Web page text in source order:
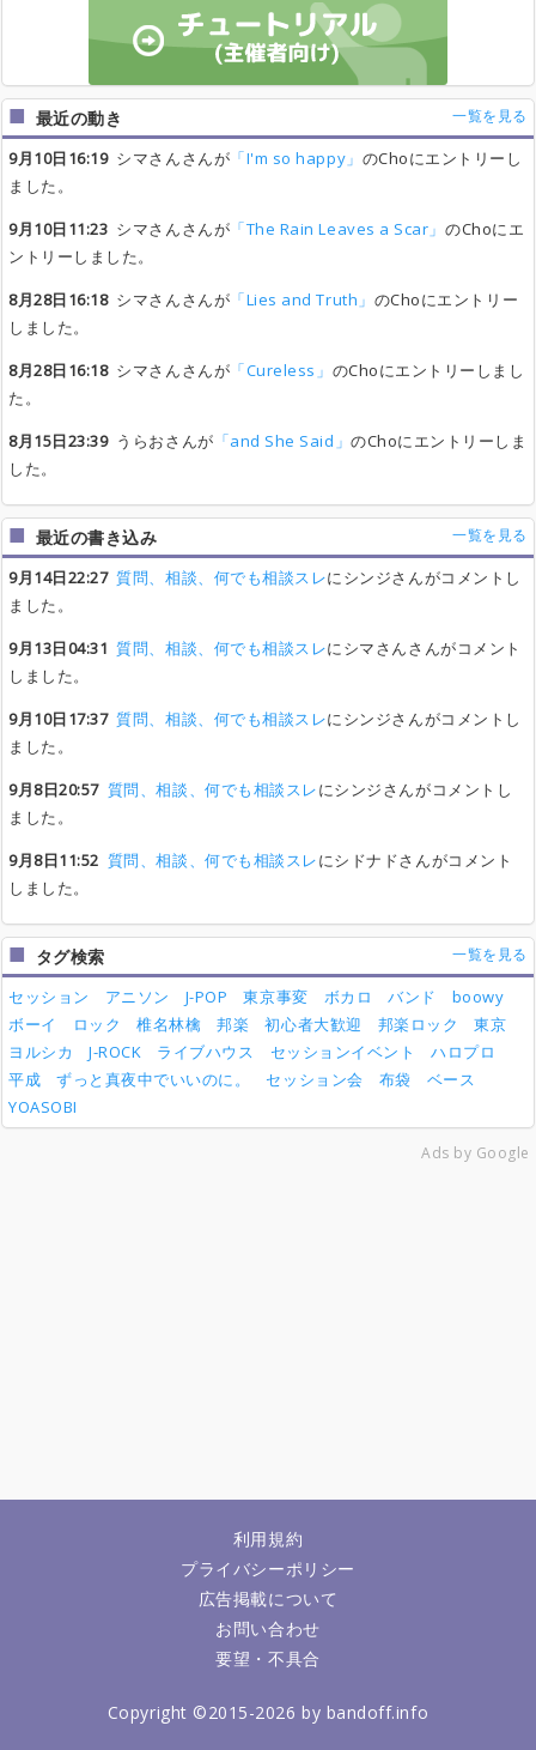
最近の動き 一覧を見る
9月10日16:19シマさんさんが 「I'm so happy」 のChoにエントリーし
ました。
9月10日11:23 シマさんさんが 「The Rain Leaves a Scar」 のChoにエ
ントリーしました。
8月28日16:18シマさんさんが 「Lies and Truth」 のChoにエントリー
しました。
8月28日16:18シマさんさんが 「Cureless」 のChoにエントリーしまし
た。
8月15日23:39うらおさんが 「and She Said」のChoにエントリーしま
した。
最近の書き込み 一覧を見る
9月14日22:27 質問、相談、何でも相談スレにシンジさんがコメントし
ました。
9月13日04:31 質問、相談、何でも相談スレにシマさんさんがコメント
しました。
9月10日17:37 質問、相談、何でも相談スレにシンジさんがコメントし
ました。
9月8日20:57 質問、相談、何でも相談スレにシンジさんがコメントし
ました。
9月8日11:52 質問、相談、何でも相談スレにシドナドさんがコメント
しました。
タグ検索 一覧を見る
セッション アニソン J-POP 東京事変 ボカロ バンド
boowy
ボーイ
ロック 椎名林檎 邦楽 初心者大歓迎 邦楽ロック
東京
ヨルシカ
J-ROCK ライブハウス セッションイベント
ハロプロ
平成
ずっと真夜中でいいのに。 セッション会 布袋
ベース
YOASOBI
Ads by Google
利用規約
プライバシーポリシー
広告掲載について
お問い合わせ
要望・不具合
Copyright ©2015-2026 by bandoff.info